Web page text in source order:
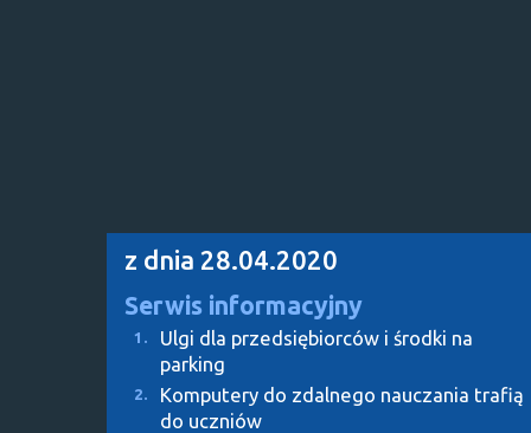
z dnia 28.04.2020
Serwis informacyjny
1.
Ulgi dla przedsiębiorców i środki na
parking
2.
Komputery do zdalnego nauczania trafią
do uczniów